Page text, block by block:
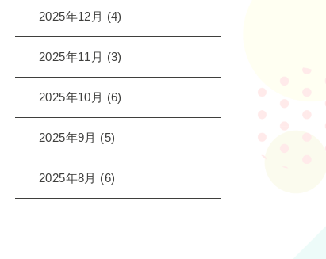
2025年12月 (4)
2025年11月 (3)
2025年10月 (6)
2025年9月 (5)
2025年8月 (6)